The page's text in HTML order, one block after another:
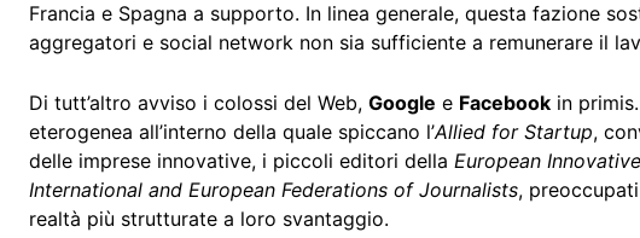
Francia e Spagna a supporto. In linea generale, questa fazione
aggregatori e social network non sia sufficiente a remunerare il
Di tutt’altro avviso i colossi del Web, Google e Facebook in
eterogenea all’interno della quale spiccano l’Allied for Startup,
delle imprese innovative, i piccoli editori della European
International and European Federations of Journalists,
realtà più strutturate a loro svantaggio.